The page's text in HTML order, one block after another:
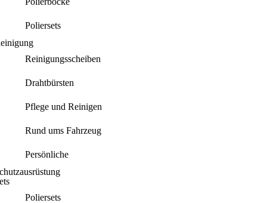
Poliersets
Reinigungsscheiben
Drahtbürsten
Pflege und Reinigen
Rund ums Fahrzeug
Persönliche
Poliersets